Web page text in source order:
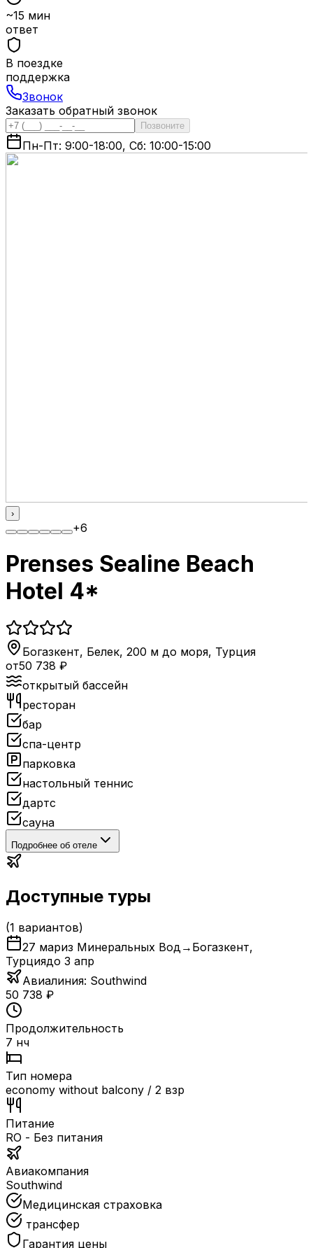
~15 мин
ответ
В поездке
поддержка
Звонок
Заказать обратный звонок
Позвоните
Пн-Пт: 9:00-18:00, Сб: 10:00-15:00
›
+6
Prenses Sealine Beach
Hotel 4*
Богазкент, Белек, 200 м до моря, Турция
от50 738 ₽
открытый бассейн
ресторан
бар
спа-центр
парковка
настольный теннис
дартс
сауна
Подробнее об отеле
Доступные туры
(1 вариантов)
27 мариз Минеральных Вод→ Богазкент,
Турциядо 3 апр
Авиалиния: Southwind
50 738 ₽
Продолжительность
7 нч
Тип номера
economy without balcony / 2 взр
Питание
RO - Без питания
Авиакомпания
Southwind
Медицинская страховка
трансфер
Гарантия цены